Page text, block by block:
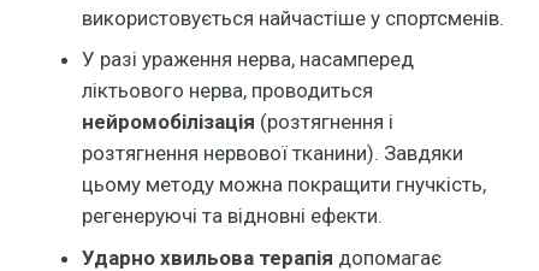
використовується найчастіше у спортсменів.
У разі ураження нерва, насамперед
ліктьового нерва, проводиться
нейромобілізація (розтягнення і
розтягнення нервової тканини). Завдяки
цьому методу можна покращити гнучкість,
регенеруючі та відновні ефекти.
Ударно хвильова терапія допомагає